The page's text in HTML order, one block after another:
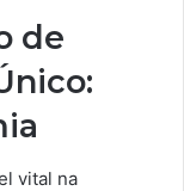
de
vital na